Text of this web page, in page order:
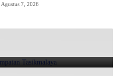
Agustus 7, 2026
Penempatan Tasikmalaya